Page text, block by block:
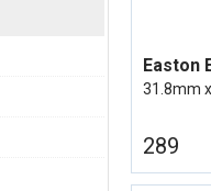
31.8mm
289